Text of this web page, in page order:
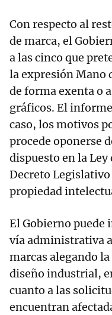
Con respecto al
de marca, el
a las cinco que
la expresión Mano
de forma exenta o
gráficos. El
caso, los motivos
procede oponerse
dispuesto en la Ley
Decreto Legislativo
propiedad
El Gobierno puede
vía administrativa
marcas alegando
diseño industrial,
cuanto a las
encuentran